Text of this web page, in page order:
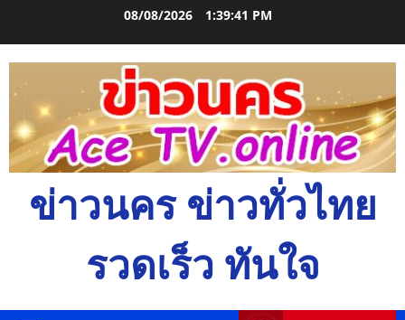
08/08/2026 1:39:42 PM
ข่าวนคร ข่าวทั่วไทย
รวดเร็ว ทันใจ